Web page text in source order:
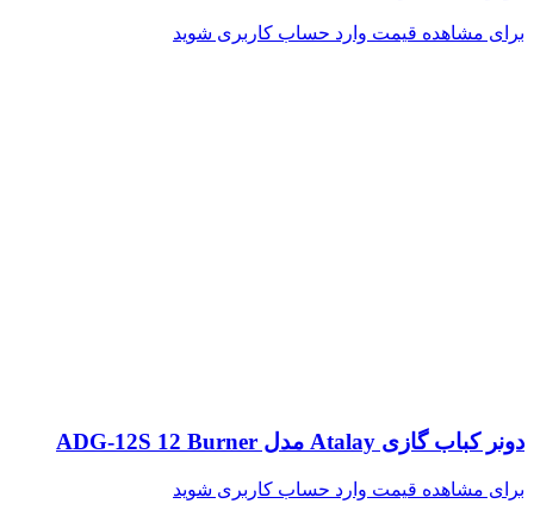
برای مشاهده قیمت وارد حساب کاربری شوید
دونر کباب گازی Atalay مدل ADG-12S 12 Burner
برای مشاهده قیمت وارد حساب کاربری شوید